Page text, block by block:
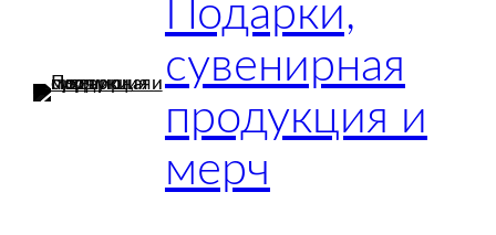
Подарки,
сувенирная
продукция и
мерч